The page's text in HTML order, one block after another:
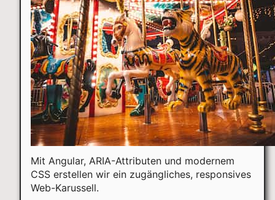
Mit Angular, ARIA-Attributen und modernem
CSS erstellen wir ein zugängliches, responsives
Web-Karussell.